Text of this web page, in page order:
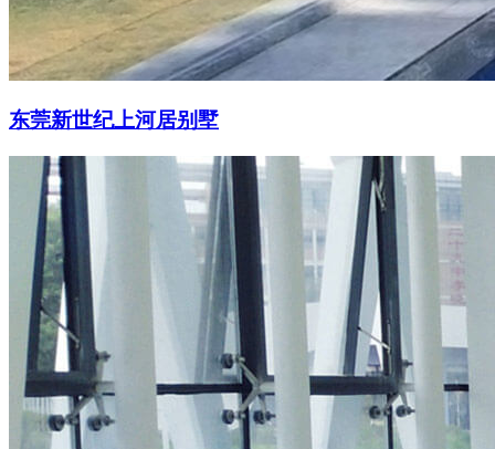
东莞新世纪上河居别墅